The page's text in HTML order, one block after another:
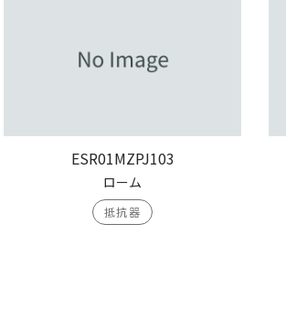
ESR01MZPJ103
ローム
抵抗器